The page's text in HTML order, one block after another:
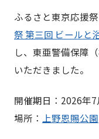
ふるさと東京応援
祭 第三回 ビールと
し、東亜警備保障
いただきました。
開催期日：2026年
場所： 上野恩賜公園